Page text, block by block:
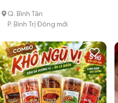
Q. Bình Tân
P. Bình Trị Đông mới